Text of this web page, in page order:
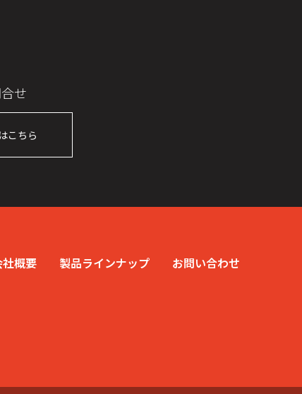
せ
こちら
社概要 製品ラインナップ お問い合わせ